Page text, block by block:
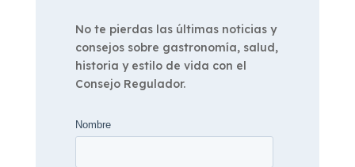
No te pierdas las últimas noticias y
consejos sobre gastronomía, salud,
historia y estilo de vida con el
Consejo Regulador.